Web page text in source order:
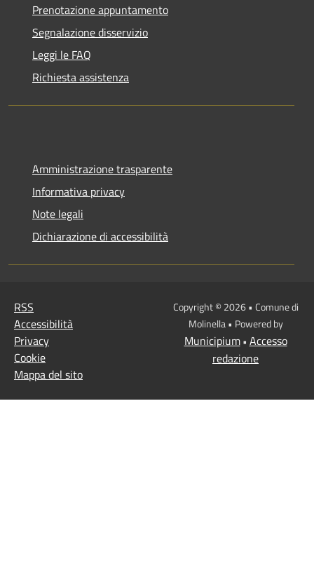
Prenotazione appuntamento
Segnalazione disservizio
Leggi le FAQ
Richiesta assistenza
Amministrazione trasparente
Informativa privacy
Note legali
Dichiarazione di accessibilità
RSS
Accessibilità
Privacy
Cookie
Mappa del sito
Copyright © 2026 • Comune di
Molinella • Powered by
Municipium• Accesso
redazione